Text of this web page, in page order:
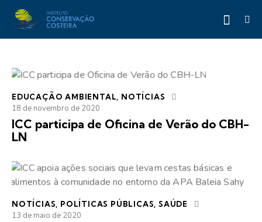
EDUCAÇÃO AMBIENTAL NOTÍCIAS
18 de novembro de 2020
ICC participa de Oficina de Verão do CBH-
LN
NOTÍCIAS POLÍTICAS PÚBLICAS ,SAÚDE
13 de maio de 2020